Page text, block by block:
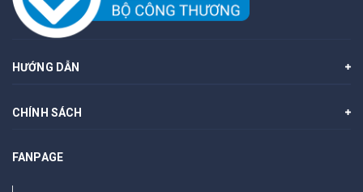
HƯỚNG DẪN
CHÍNH SÁCH
FANPAGE